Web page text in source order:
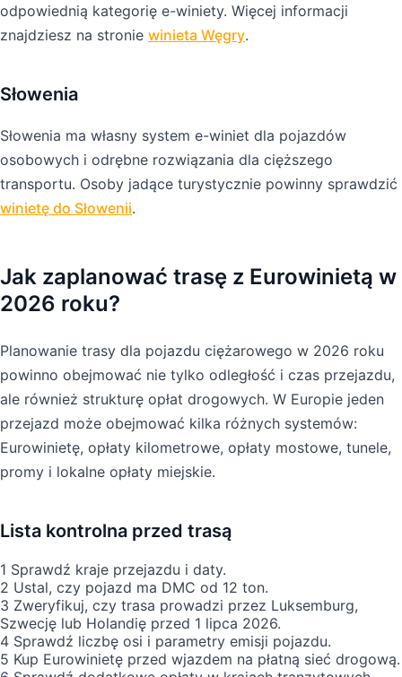
odpowiednią kategorię e-winiety. Więcej informacji
znajdziesz na stronie winieta Węgry.
Słowenia
Słowenia ma własny system e-winiet dla pojazdów
osobowych i odrębne rozwiązania dla cięższego
transportu. Osoby jadące turystycznie powinny sprawdzić
winietę do Słowenii.
Jak zaplanować trasę z Eurowinietą w
2026 roku?
Planowanie trasy dla pojazdu ciężarowego w 2026 roku
powinno obejmować nie tylko odległość i czas przejazdu,
ale również strukturę opłat drogowych. W Europie jeden
przejazd może obejmować kilka różnych systemów:
Eurowinietę, opłaty kilometrowe, opłaty mostowe, tunele,
promy i lokalne opłaty miejskie.
Lista kontrolna przed trasą
1 Sprawdź kraje przejazdu i daty.
2 Ustal, czy pojazd ma DMC od 12 ton.
3 Zweryfikuj, czy trasa prowadzi przez Luksemburg,
Szwecję lub Holandię przed 1 lipca 2026.
4 Sprawdź liczbę osi i parametry emisji pojazdu.
5 Kup Eurowinietę przed wjazdem na płatną sieć drogową.